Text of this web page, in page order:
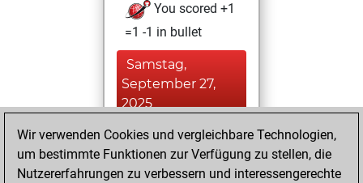
You scored +1
=1 -1 in bullet
Samstag,
September 27,
2025
You achieved a
BeautyScore of 38
Wir verwenden Cookies und vergleichbare Technologien,
um bestimmte Funktionen zur Verfügung zu stellen, die
Nutzererfahrungen zu verbessern und interessengerechte